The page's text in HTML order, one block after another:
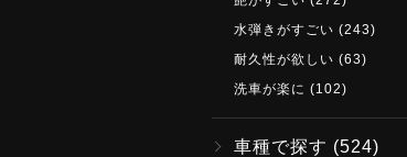
水弾きがすごい (243)
耐久性が欲しい (63)
洗車が楽に (102)
車種で探す (524)